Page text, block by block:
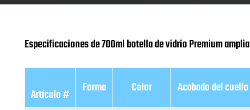
Especificaciones de 700ml botella de vidrio Premium amplia
Artículo # Forma Color Acabado del cuello